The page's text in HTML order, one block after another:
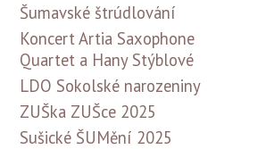
Šumavské štrúdlování
Koncert Artia Saxophone
Quartet a Hany Stýblové
LDO Sokolské narozeniny
ZUŠka ZUŠce 2025
Sušické ŠUMění 2025